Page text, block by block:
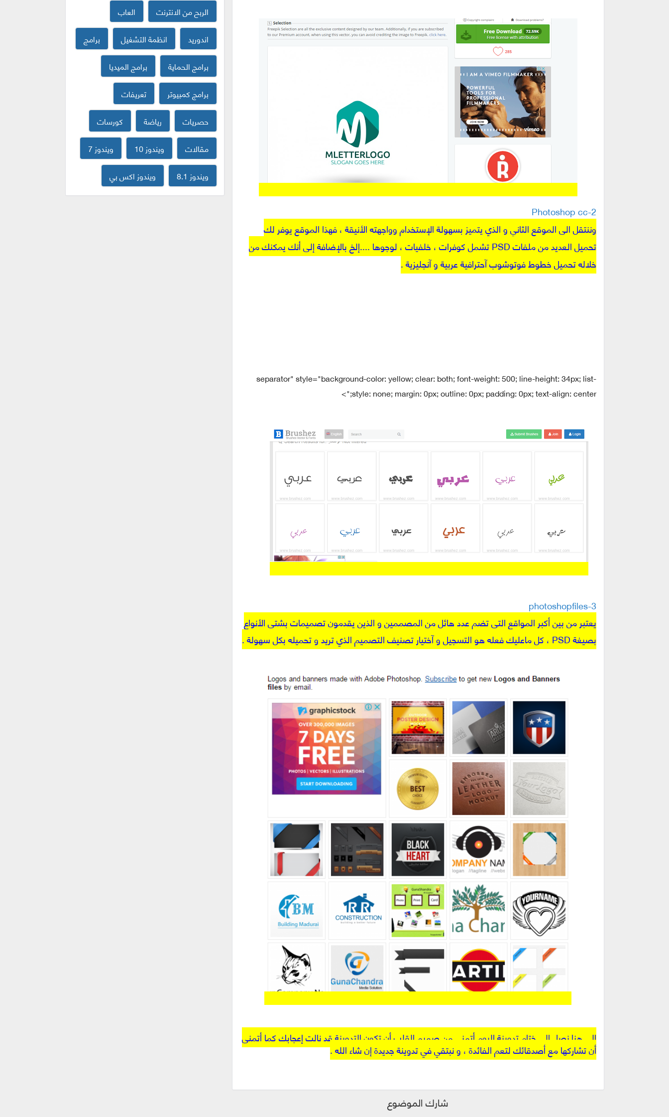
2-Photoshop cc
وننتقل الى الموقع الثاني و الذي يتميز بسهولة الإستخدام وواجهته الأنيقة ، فهذا الموقع يوفر لك
تحميل العديد من ملفات PSD تشمل كوفرات ، خلفيات ، لوجوها ....إلخ بالإضافة إلى أنك يمكنك من
خلاله تحميل خطوط فوتوشوب آحترافية عربية و آنجليزية .
separator" style="background-color: yellow; clear: both; font-weight: 500; line-height: 34px; list-
style: none; margin: 0px; outline: 0px; padding: 0px; text-align: center;">
3-photoshopfiles
يعتبر من بين أكبر المواقع التي تضم عدد هائل من المصممين و الذين يقدمون تصميمات بشتى الأنواع
بصيغة PSD ، كل ماعليك فعله هو التسجيل و آختيار تصنيف التصميم الذي تريد و تحميله بكل سهولة .
إلى هنا نصل إلى ختام تدوينة اليوم أتمنى من صميم القلب أن تكون التدوينة قد نالت إعجابك كما أتمنى
أن تشاركها مع أصدقائك لتعم الفائدة ، و نبتقي في تدوينة جديدة إن شاء الله .
شارك الموضوع
الربح من الانترنت
العاب
اندوريد
انظمة التشغيل
برامج
برامج الحماية
برامج الميديا
برامج كمبيوتر
تعريفات
حصريات
رياضة
كورسات
مقالات
ويندوز 10
ويندوز 7
ويندوز 8.1
ويندوز اكس بي